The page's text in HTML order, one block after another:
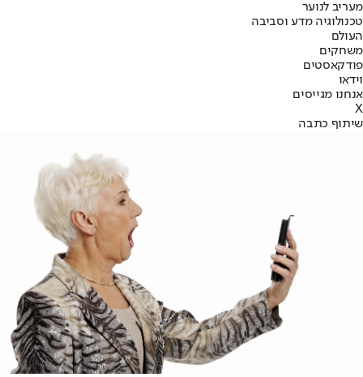
מעריב לנוער
טכנולוגיה מדע וסביבה
העולם
משחקים
פודקאסטים
וידאו
אנחנו מגייסים
X
שיתוף כתבה